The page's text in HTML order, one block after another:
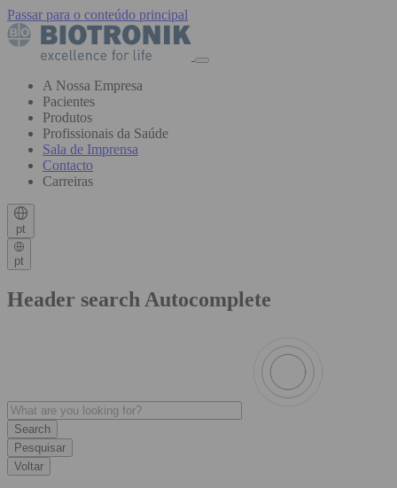
Passar para o conteúdo principal
A Nossa Empresa
Pacientes
Produtos
Profissionais da Saúde
Sala de Imprensa
Contacto
Carreiras
pt
pt
Header search Autocomplete
Pesquisar
Voltar